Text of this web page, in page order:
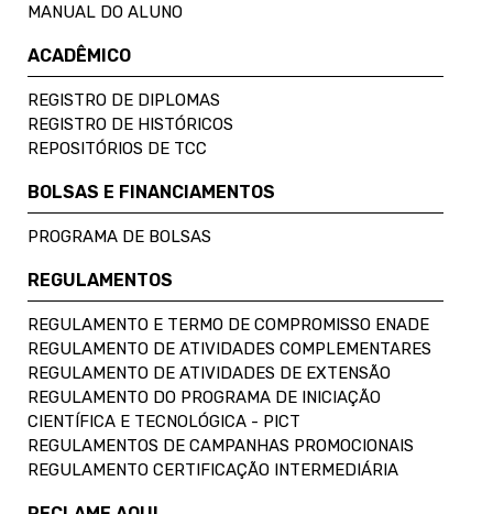
MANUAL DO ALUNO
ACADÊMICO
REGISTRO DE DIPLOMAS
REGISTRO DE HISTÓRICOS
REPOSITÓRIOS DE TCC
BOLSAS E FINANCIAMENTOS
PROGRAMA DE BOLSAS
REGULAMENTOS
REGULAMENTO E TERMO DE COMPROMISSO ENADE
REGULAMENTO DE ATIVIDADES COMPLEMENTARES
REGULAMENTO DE ATIVIDADES DE EXTENSÃO
REGULAMENTO DO PROGRAMA DE INICIAÇÃO
CIENTÍFICA E TECNOLÓGICA - PICT
REGULAMENTOS DE CAMPANHAS PROMOCIONAIS
REGULAMENTO CERTIFICAÇÃO INTERMEDIÁRIA